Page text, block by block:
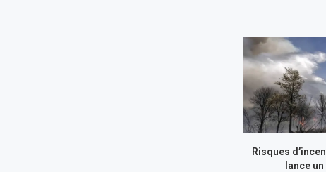
Risques
lance un